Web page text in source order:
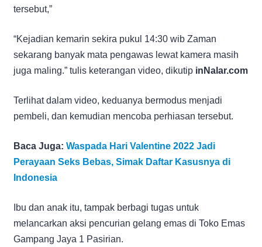
tersebut,”
“Kejadian kemarin sekira pukul 14:30 wib Zaman
sekarang banyak mata pengawas lewat kamera masih
juga maling.” tulis keterangan video, dikutip inNalar.com
Terlihat dalam video, keduanya bermodus menjadi
pembeli, dan kemudian mencoba perhiasan tersebut.
Baca Juga: Waspada Hari Valentine 2022 Jadi
Perayaan Seks Bebas, Simak Daftar Kasusnya di
Indonesia
Ibu dan anak itu, tampak berbagi tugas untuk
melancarkan aksi pencurian gelang emas di Toko Emas
Gampang Jaya 1 Pasirian.